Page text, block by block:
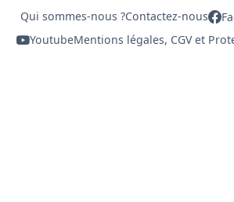
Qui sommes-nous ?Contactez-nous
YoutubeMentions légales, CGV et